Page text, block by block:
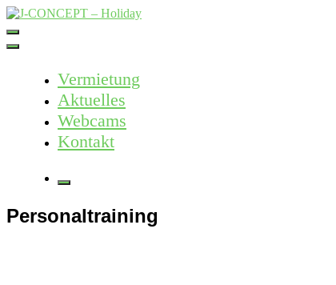
Skip
to
content
Vermietung
Aktuelles
Webcams
Kontakt
More
Personaltraining